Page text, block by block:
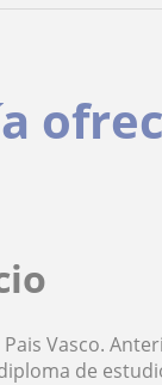
Vasco.
de